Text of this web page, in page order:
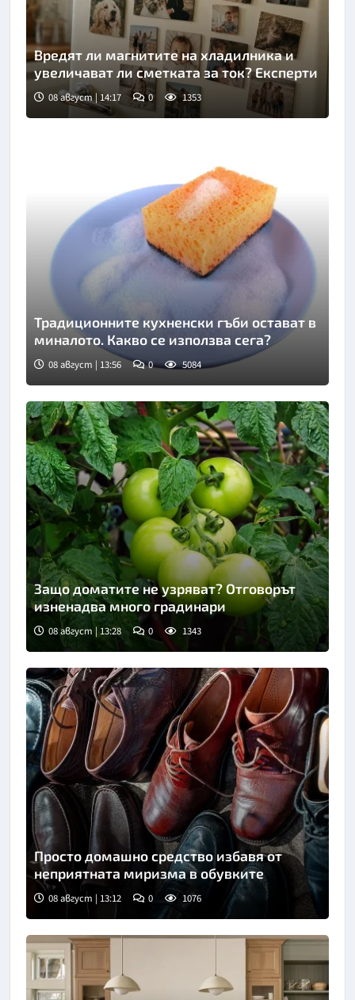
Вредят ли магнитите на хладилника и
увеличават ли сметката за ток? Експерти
08 август | 14:17 0 1353
Снимка: Пиксабей
Традиционните кухненски гъби остават в
миналото. Какво се използва сега?
08 август | 13:56 0 5084
Снимка: Пиксабей
Защо доматите не узряват? Отговорът
изненадва много градинари
08 август | 13:28 0 1343
Снимка: Пиксабей
Просто домашно средство избавя от
неприятната миризма в обувките
08 август | 13:12 0 1076